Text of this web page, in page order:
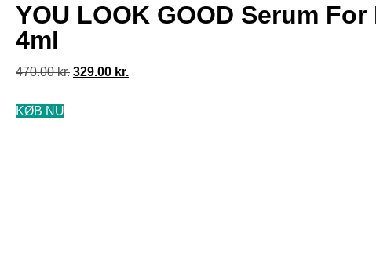
YOU LOOK GOOD Serum
4ml
470.00kr. 329.00 kr.
KØB NU